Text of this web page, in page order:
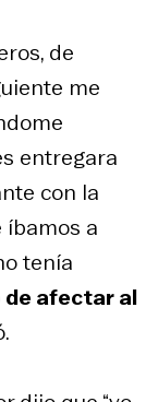
de
me
entregara
con la
íbamos a
tenía
de afectar al